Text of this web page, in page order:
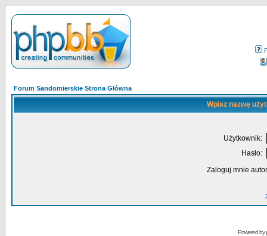
Forum Sandomierskie Strona Główna
Wpisz nazwę
Użytkownik:
Hasło:
Zaloguj mnie
Powered by